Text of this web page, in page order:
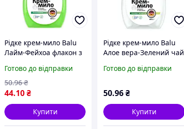
Рідке крем-мило Balu
Лайм-Фейхоа флакон з
Готово до відправки
44.10₴
50.96 ₴
Купити
Рідке крем-мило Balu
Алое вера-Зелений чай
600 мл
Готово до відправки
50.96₴
Купити